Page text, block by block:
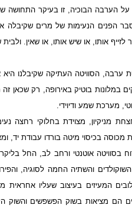
הערבה הבוכיה, זו בעיקר התחושה
הפנים הנעימות של מרים שקיבלה
לזייף אותו, או שיש אותו, או שאין.
ערבה, הסוויטה העתיקה שקיבלנו
במלונות בוטיק באירופה, רק שכאן זה
מערכת שמע ודיוידי.
מניקיון, מצוידת בחלוקי רחצה
מכוסה בכיסוי מיטה בורדו עבודת יד,
בסוויטה אוטנטי ורחב לב, החל
והשתיה החמה לסוגיה,
המעיזים בעיצוב שעליו
הם מציאות בשוק הפשפשים והשוק